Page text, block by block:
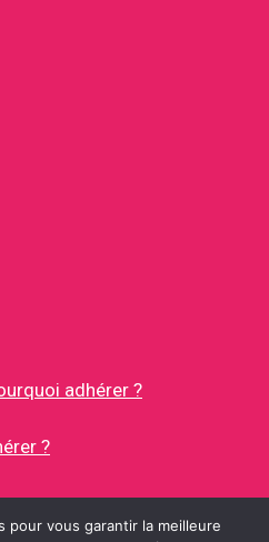
adhérer ?
?
pour vous garantir la meilleure